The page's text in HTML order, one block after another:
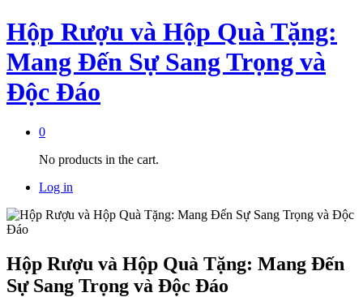
Hộp Rượu và Hộp Quà Tặng:
Mang Đến Sự Sang Trọng và
Độc Đáo
0
No products in the cart.
Log in
Hộp Rượu và Hộp Quà Tặng: Mang Đến
Sự Sang Trọng và Độc Đáo